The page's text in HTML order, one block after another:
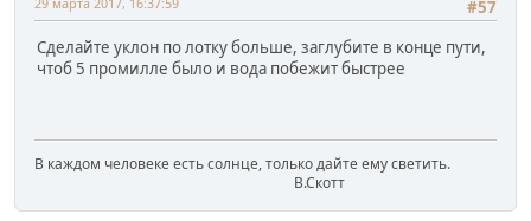
#57
Сделайте уклон по лотку больше, заглубите в конце пути,
чтоб 5 промилле было и вода побежит быстрее
В каждом человеке есть солнце, только дайте ему светить.
В.Скотт